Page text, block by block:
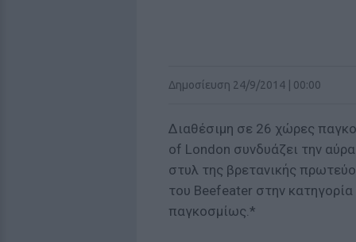
Δημοσίευση 24/9/2014 | 00:00
Διαθέσιμη σε 26 χώρες
of London συνδυάζει την
στυλ της βρετανικής
του Beefeater στην
παγκοσμίως.*